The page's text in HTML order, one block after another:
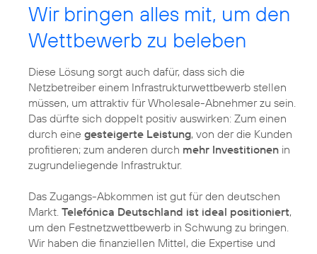
Wir bringen alles mit, um den
Wettbewerb zu beleben
Diese Lösung sorgt auch dafür, dass sich die
Netzbetreiber einem Infrastrukturwettbewerb stellen
müssen, um attraktiv für Wholesale-Abnehmer zu sein.
Das dürfte sich doppelt positiv auswirken: Zum einen
durch eine gesteigerte Leistung, von der die Kunden
profitieren; zum anderen durch mehr Investitionen in
zugrundeliegende Infrastruktur.
Das Zugangs-Abkommen ist gut für den deutschen
Markt. Telefónica Deutschland ist ideal positioniert,
um den Festnetzwettbewerb in Schwung zu bringen.
Wir haben die finanziellen Mittel, die Expertise und